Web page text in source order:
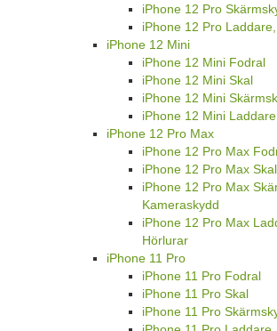
iPhone 12 Pro
iPhone 12 Pro
iPhone 12 Mini
iPhone 12 Mini Fodral
iPhone 12 Mini Skal
iPhone 12 Mini
iPhone 12 Mini
iPhone 12 Pro Max
iPhone 12 Pro Max
iPhone 12 Pro Max Skal
iPhone 12 Pro Max
Kameraskydd
iPhone 12 Pro Max
Hörlurar
iPhone 11 Pro
iPhone 11 Pro Fodral
iPhone 11 Pro Skal
iPhone 11 Pro